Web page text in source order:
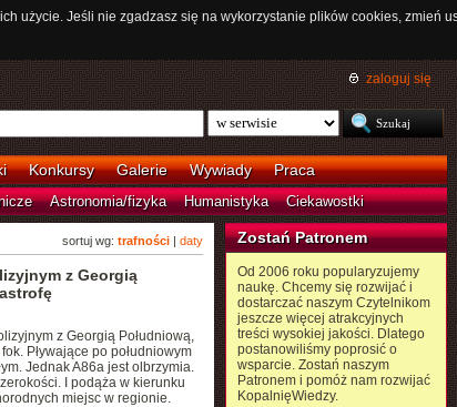
użycie. Jeśli nie zgadzasz się na wykorzystanie plików cookies, zmień
zaloguj się
Konkursy Galerie Wywiady Praca
Astronomia/fizyka Humanistyka Ciekawostki
sortuj wg: trafności| daty
z Georgią
z Georgią Południową,
Pływające po południowym
Jednak A86a jest olbrzymia.
I podąża w kierunku
miejsc w regionie.
Zostań Patronem
Od 2006 roku popularyzujemy
naukę. Chcemy się rozwijać i
dostarczać naszym Czytelnikom
jeszcze więcej atrakcyjnych
treści wysokiej jakości. Dlatego
postanowiliśmy poprosić o
wsparcie. Zostań naszym
Patronem i pomóż nam rozwijać
KopalnięWiedzy.